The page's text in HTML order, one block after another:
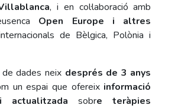
, i en col·laboració amb
Open Europe i altres
de Bèlgica, Polònia i
dades neix després de 3 anys
un espai que ofereix informació
i actualitzadasobre teràpies